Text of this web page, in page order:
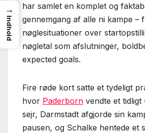
har samlet en komplet og
gennemgang af alle ni kampe –
nøglesituationer over
nøgletal som afslutninger,
expected goals.
Fire røde kort satte et tydeligt
hvor Paderborn vendte et tidligt
sejr, Darmstadt afgjorde sin
pausen, og Schalke hentede et
→
Indhold